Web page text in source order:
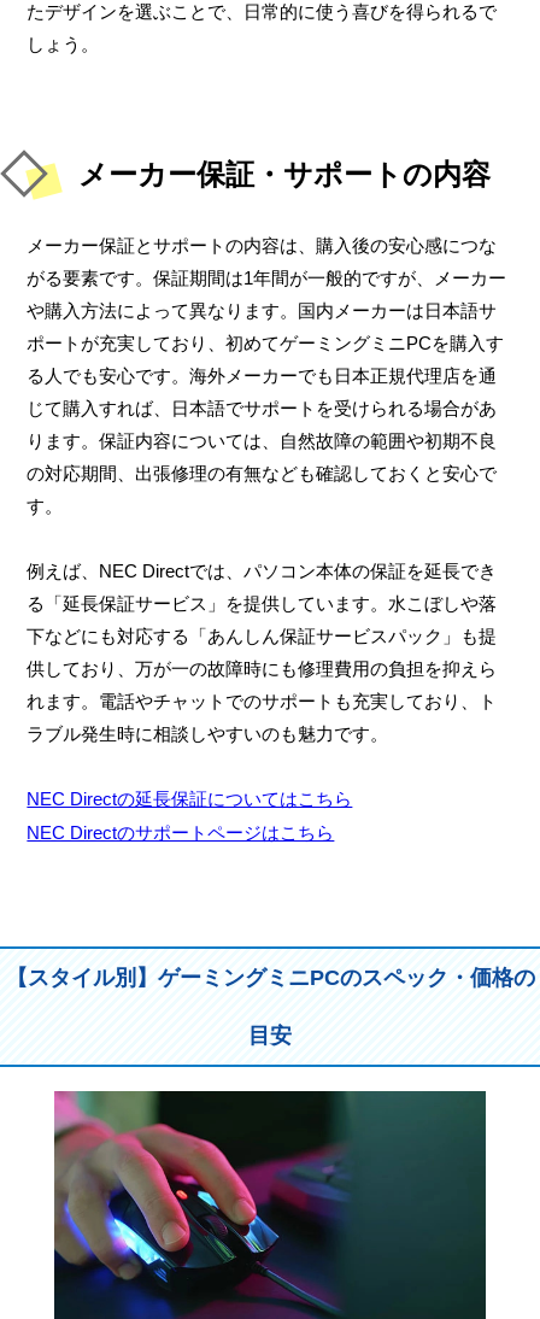
たデザインを選ぶことで、日常的に使う喜びを得られるで
しょう。
メーカー保証・サポートの内容
メーカー保証とサポートの内容は、購入後の安心感につな
がる要素です。保証期間は1年間が一般的ですが、メーカー
や購入方法によって異なります。国内メーカーは日本語サ
ポートが充実しており、初めてゲーミングミニPCを購入す
る人でも安心です。海外メーカーでも日本正規代理店を通
じて購入すれば、日本語でサポートを受けられる場合があ
ります。保証内容については、自然故障の範囲や初期不良
の対応期間、出張修理の有無なども確認しておくと安心で
す。
例えば、NEC Directでは、パソコン本体の保証を延長でき
る「延長保証サービス」を提供しています。水こぼしや落
下などにも対応する「あんしん保証サービスパック」も提
供しており、万が一の故障時にも修理費用の負担を抑えら
れます。電話やチャットでのサポートも充実しており、ト
ラブル発生時に相談しやすいのも魅力です。
NEC Directの延長保証についてはこちら
NEC Directのサポートページはこちら
【スタイル別】ゲーミングミニPCのスペック・価格の
目安